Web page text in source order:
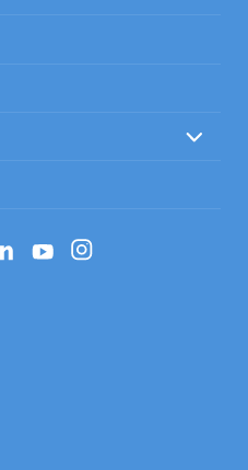
YouTubeInstagram